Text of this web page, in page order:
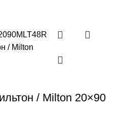
/ Milton 20×90